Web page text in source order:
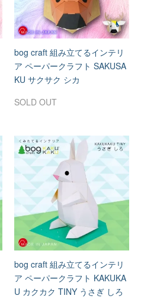
bog craft 組み立てるインテリ
ア ペーパークラフト SAKUSA
KU サクサク シカ
SOLD OUT
bog craft 組み立てるインテリ
ア ペーパークラフト KAKUKA
U カクカク TINY うさぎ しろ